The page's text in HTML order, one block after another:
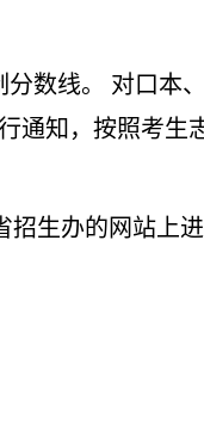
数线。
对口本
通知，按照考生
生办的网站上进